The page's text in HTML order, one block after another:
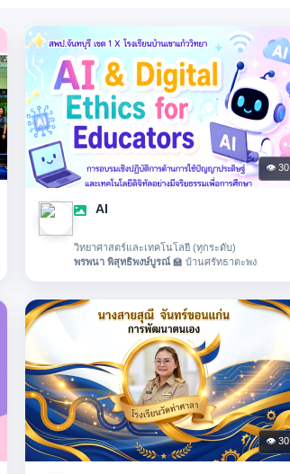
👁 30
AI
วิทยาศาสตร์และเทคโนโลยี (ทุกระดับ)
พรพนา พิสุทธิพงษ์บูรณ์ 🏫 บ้านศรัทธาตะพง
👁 30